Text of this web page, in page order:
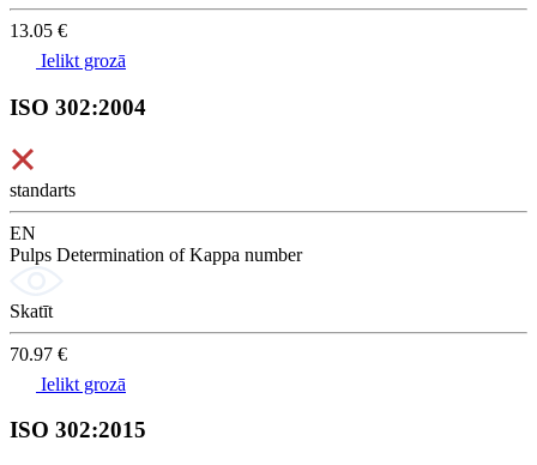
13.05 €
Ielikt grozā
ISO 302:2004
standarts
EN
Pulps Determination of Kappa number
Skatīt
70.97 €
Ielikt grozā
ISO 302:2015